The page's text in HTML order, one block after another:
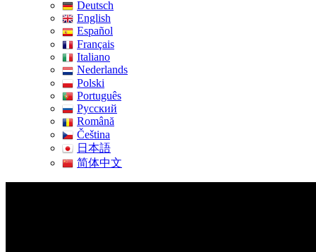
Deutsch
English
Español
Français
Italiano
Nederlands
Polski
Português
Pусский
Română
Čeština
日本語
简体中文